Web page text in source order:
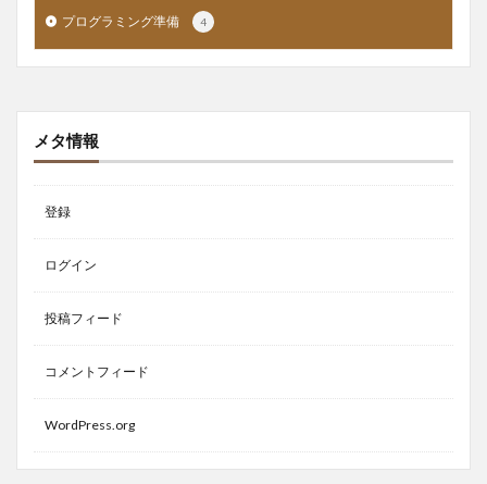
プログラミング準備 4
メタ情報
登録
ログイン
投稿フィード
コメントフィード
WordPress.org